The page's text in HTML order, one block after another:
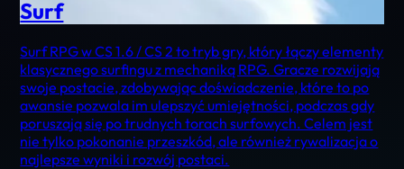
Surf
Surf RPG w CS 1.6 / CS 2 to tryb gry, który łączy elementy
klasycznego surfingu z mechaniką RPG. Gracze rozwijają
swoje postacie, zdobywając doświadczenie, które to po
awansie pozwala im ulepszyć umiejętności, podczas gdy
poruszają się po trudnych torach surfowych. Celem jest
nie tylko pokonanie przeszkód, ale również rywalizacja o
najlepsze wyniki i rozwój postaci.